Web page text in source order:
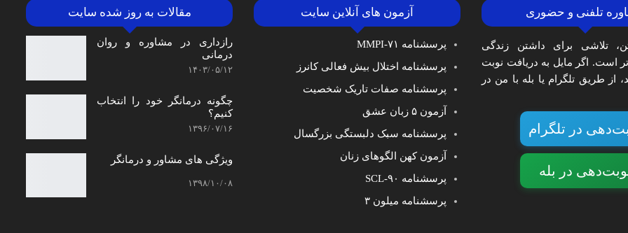
تلفنی و حضوری
تلاشی برای داشتن زندگی
است. اگر مایل به دریافت نوبت
از طریق تلگرام یا بله با من در
در تلگرام
در بله
آزمون های آنلاین سایت
پرسشنامه MMPI-۷۱
پرسشنامه اختلال بیش فعالی کانرز
پرسشنامه صفات تاریک شخصیت
آزمون ۵ زبان عشق
پرسشنامه سبک دلبستگی بزرگسال
آزمون کهن الگوهای زنان
پرسشنامه SCL-۹۰
پرسشنامه میلون ۳
مقالات به روز شده سایت
رازداری در مشاوره و روان
درمانی
۱۴۰۳/۰۵/۱۲
چگونه درمانگر خود را انتخاب
کنیم؟
۱۳۹۶/۰۷/۱۶
ویژگی های مشاور و درمانگر
۱۳۹۸/۱۰/۰۸